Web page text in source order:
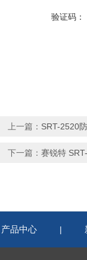
验证码：
上一篇： SRT-2520
下一篇： 赛锐特
产品中心 |